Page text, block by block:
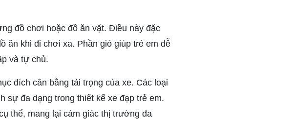
đồ chơi hoặc đồ ăn vặt. Điều này đặc
ăn khi đi chơi xa. Phần giỏ giúp trẻ em dễ
và tự chủ.
đích cân bằng tải trọng của xe. Các loại
sự đa dạng trong thiết kế xe đạp trẻ em.
thể, mang lại cảm giác thị trường đa